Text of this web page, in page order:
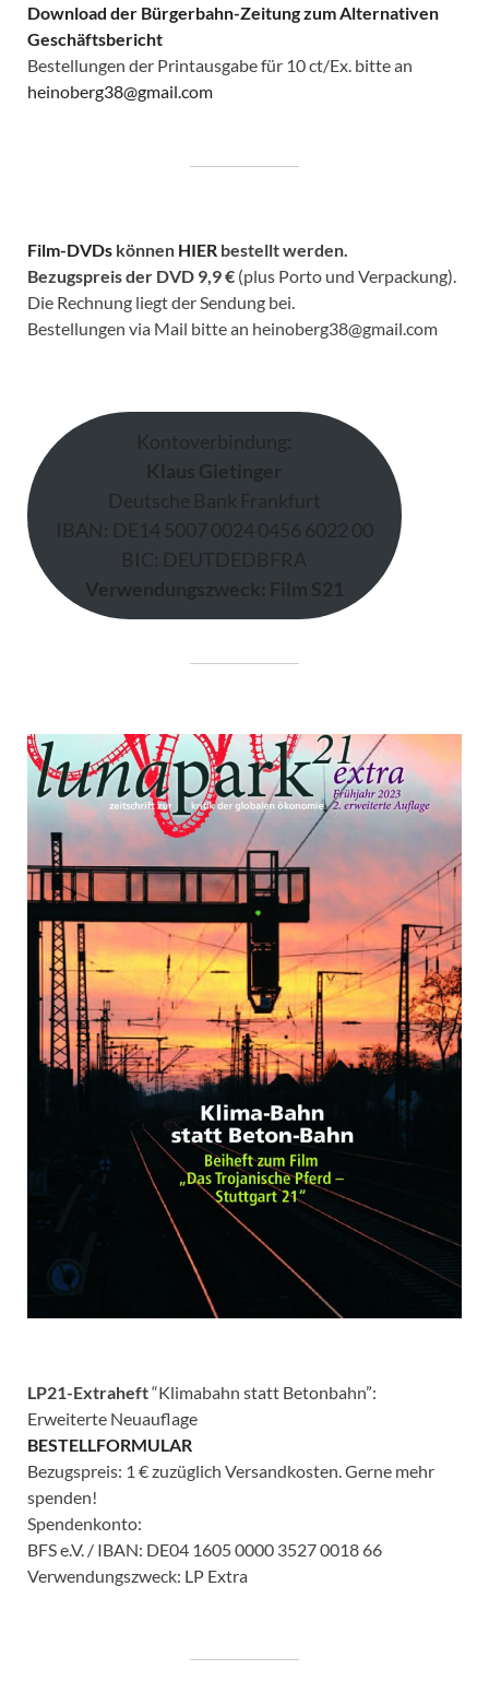
Download der Bürgerbahn-Zeitung zum Alternativen
Geschäftsbericht
Bestellungen der Printausgabe für 10 ct/Ex. bitte an
heinoberg38@gmail.com
Film-DVDs können HIER bestellt werden.
Bezugspreis der DVD 9,9 € (plus Porto und Verpackung).
Die Rechnung liegt der Sendung bei.
Bestellungen via Mail bitte an heinoberg38@gmail.com
Kontoverbindung:
Klaus Gietinger
Deutsche Bank Frankfurt
IBAN: DE14 5007 0024 0456 6022 00
BIC: DEUTDEDBFRA
Verwendungszweck: Film S21
LP21-Extraheft“Klimabahn statt Betonbahn”:
Erweiterte Neuauflage
BESTELLFORMULAR
Bezugspreis: 1 € zuzüglich Versandkosten. Gerne mehr
spenden!
Spendenkonto:
BFS e.V. / IBAN: DE04 1605 0000 3527 0018 66
Verwendungszweck: LP Extra